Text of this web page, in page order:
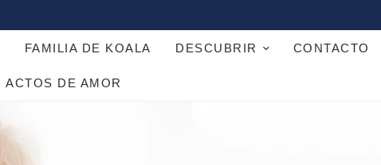
FAMILIA DE KOALA DESCUBRIR CONTACTO
ACTOS DE AMOR